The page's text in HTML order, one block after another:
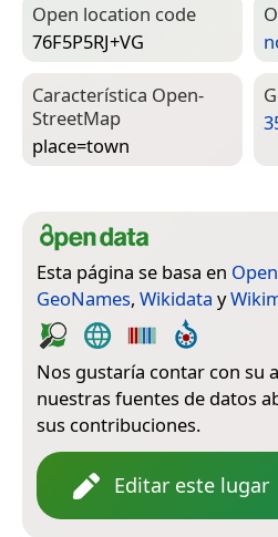
Open location code
76F5P5RJ+VG
Característica Open­
Street­Map
place=­town
Esta página se basa en
GeoNames, Wikidata y
Nos gustaría contar con su
nuestras fuentes de datos
sus contribuciones.
Editar este lugar